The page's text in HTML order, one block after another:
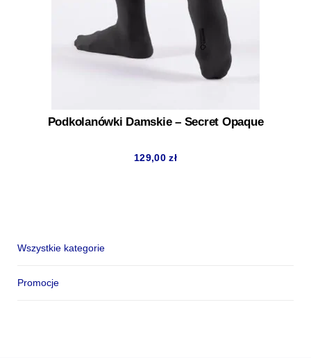
Podkolanówki Damskie – Secret Opaque
129,00zł
Wszystkie kategorie
Promocje